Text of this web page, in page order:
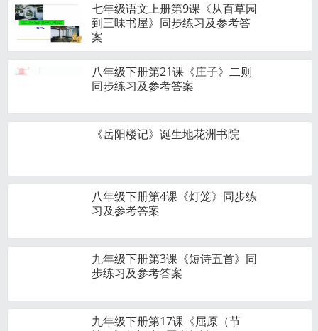
七年级语文上册第9课《从百草园
到三味书屋》同步练习及参考答
案
八年级下册第21课《庄子》二则
同步练习及参考答案
《岳阳楼记》诞生地花洲书院
八年级下册第4课《灯笼》同步练
习及参考答案
九年级下册第3课《短诗五首》同
步练习及参考答案
九年级下册第17课《屈原（节